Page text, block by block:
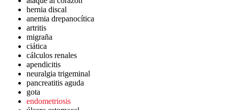
hernia discal
anemia drepanocítica
artritis
migraña
ciática
cálculos renales
apendicitis
neuralgia trigeminal
pancreatitis aguda
gota
endometriosis